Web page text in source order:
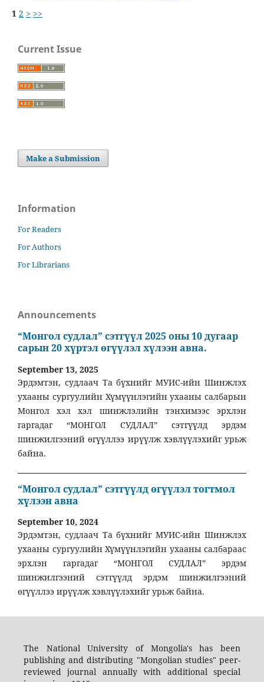
1 2 > >>
Current Issue
Make a Submission
Information
For Readers
For Authors
For Librarians
Announcements
“Монгол судлал” сэтгүүл 2025 оны 10 дугаар
сарын 20 хүртэл өгүүлэл хүлээн авна.
September 13, 2025
Эрдэмтэн, судлаач Та бүхнийг МУИС-ийн Шинжлэх
ухааны сургуулийн Хүмүүнлэгийн ухааны салбарын
Монгол хэл хэл шинжлэлийн тэнхимээс эрхлэн
гаргадаг “МОНГОЛ СУДЛАЛ” сэтгүүлд эрдэм
шинжилгээний өгүүллээ ирүүлж хэвлүүлэхийг урьж
байна.
“Монгол судлал” сэтгүүлд өгүүлэл тогтмол
хүлээн авна
September 10, 2024
Эрдэмтэн, судлаач Та бүхнийг МУИС-ийн Шинжлэх
ухааны сургуулийн Хүмүүнлэгийн ухааны салбараас
эрхлэн гаргадаг “МОНГОЛ СУДЛАЛ” эрдэм
шинжилгээний сэтгүүлд эрдэм шинжилгээний
өгүүллээ ирүүлж хэвлүүлэхийг урьж байна.
The National University of Mongolia's has been
publishing and distributing "Mongolian studies" peer-
reviewed journal annually with additional special